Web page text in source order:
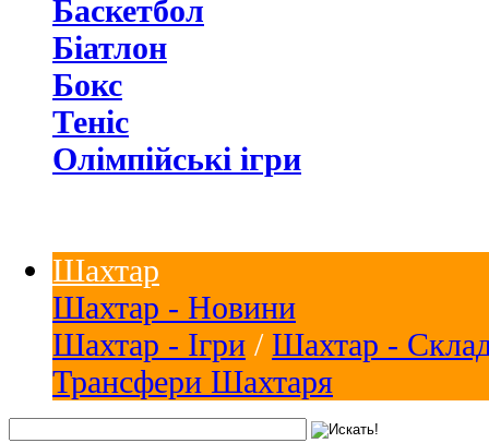
Баскетбол
Біатлон
Бокс
Теніс
Олімпійські ігри
Шахтар
Шахтар - Новини
Шахтар - Ігри / Шахтар -
Трансфери Шахтаря